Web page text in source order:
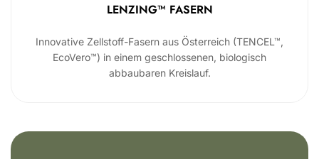
LENZING™ FASERN
Innovative Zellstoff-Fasern aus Österreich (TENCEL™,
EcoVero™) in einem geschlossenen, biologisch
abbaubaren Kreislauf.